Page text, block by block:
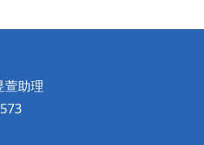
萱助理